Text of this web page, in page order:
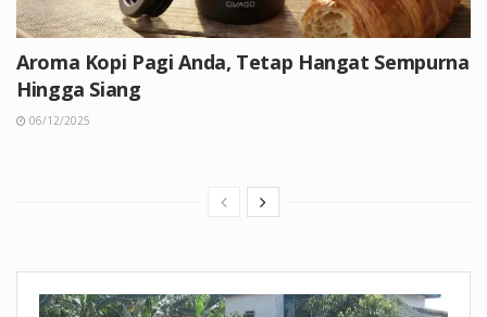
Aroma Kopi Pagi Anda, Tetap Hangat Sempurna
Hingga Siang
06/12/2025